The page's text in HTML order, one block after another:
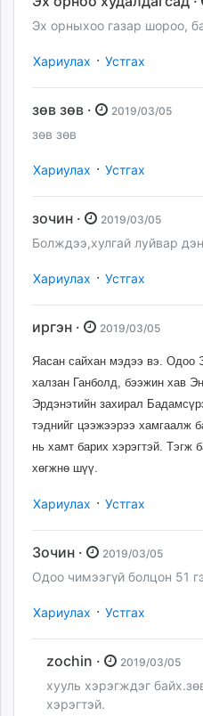
Эх орныхоо газар шороо,
Хариулах · Устгах
зөв зөв · 2019/03/05
зөв зөв
Хариулах · Устгах
зочин · 2019/03/05
Болждээ,хулгай луйвар
Хариулах · Устгах
иргэн · 2019/03/05
Яасан сайхан мэдээ вэ. Одоо
халзан Ганболд, бээжин хав
Эрдэнэтийн захирал
тэднийг цээжээрээ хамгаалж
нь хамт барих хэрэгтэй. Тэгж
хөгжнө шүү.
Хариулах · Устгах
Зочин · 2019/03/05
Одоо чимээгүй болцон 51
Хариулах · Устгах
zochin · 2019/03/05
хууль хэрэгждэг
хэрэгтэй.